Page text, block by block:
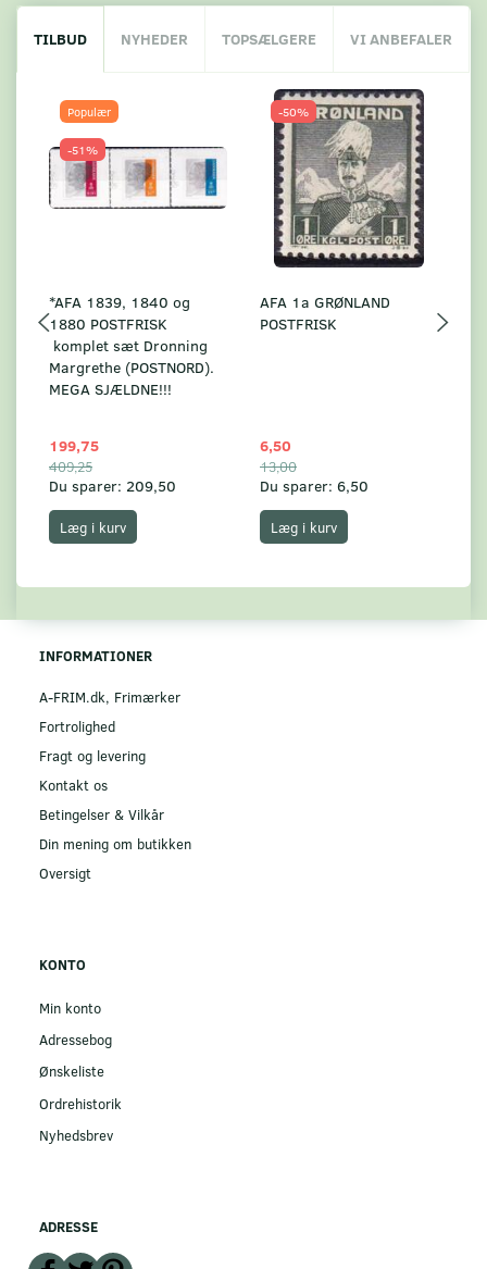
TILBUD NYHEDER TOPSÆLGERE VI ANBEFALER
Populær
-51%
*AFA 1839, 1840 og
1880 POSTFRISK
komplet sæt Dronning
Margrethe (POSTNORD).
MEGA SJÆLDNE!!!
199,75
409,25
Du sparer: 209,50
Læg i kurv
-50%
AFA 1a GRØNLAND
POSTFRISK
6,50
13,00
Du sparer: 6,50
Læg i kurv
INFORMATIONER
A-FRIM.dk, Frimærker
Fortrolighed
Fragt og levering
Kontakt os
Betingelser & Vilkår
Din mening om butikken
Oversigt
KONTO
Min konto
Adressebog
Ønskeliste
Ordrehistorik
Nyhedsbrev
ADRESSE